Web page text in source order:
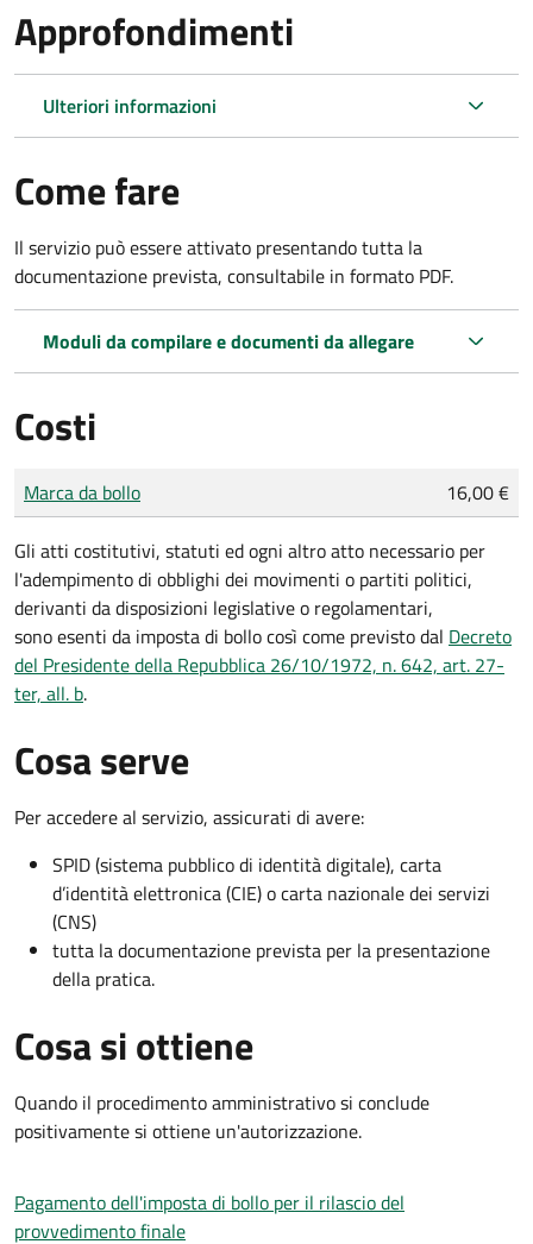
Approfondimenti
Ulteriori informazioni
Come fare
Il servizio può essere attivato presentando tutta la
documentazione prevista, consultabile in formato PDF.
Moduli da compilare e documenti da allegare
Costi
Tipo di pagamento
Importo
Marca da bollo 16,00 €
Gli atti costitutivi, statuti ed ogni altro atto necessario per
l'adempimento di obblighi dei movimenti o partiti politici,
derivanti da disposizioni legislative o regolamentari,
sonoesenti da imposta di bollocosì come previsto dal Decreto
del Presidente della Repubblica 26/10/1972, n. 642, art. 27-
ter, all. b.
Cosa serve
Per accedere al servizio, assicurati di avere:
SPID (sistema pubblico di identità digitale), carta
d’identità elettronica (CIE) o carta nazionale dei servizi
(CNS)
tutta la documentazione prevista per la presentazione
della pratica.
Cosa si ottiene
Quando il procedimento amministrativo si conclude
positivamente si ottiene un'autorizzazione.
Pagamento dell'imposta di bollo per il rilascio del
provvedimento finale